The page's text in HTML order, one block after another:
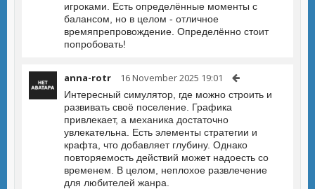
игроками. Есть определённые моменты с
балансом, но в целом - отличное
времяпрепровождение. Определённо стоит
попробовать!
anna-rotr 16 November 2025 19:01
Интересный симулятор, где можно строить и
развивать своё поселение. Графика
привлекает, а механика достаточно
увлекательна. Есть элементы стратегии и
крафта, что добавляет глубину. Однако
повторяемость действий может надоесть со
временем. В целом, неплохое развлечение
для любителей жанра.